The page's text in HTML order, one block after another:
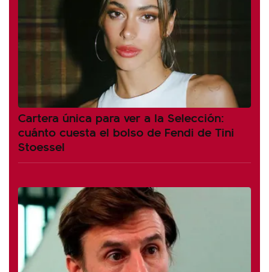
Cartera única para ver a la Selección:
cuánto cuesta el bolso de Fendi de Tini
Stoessel